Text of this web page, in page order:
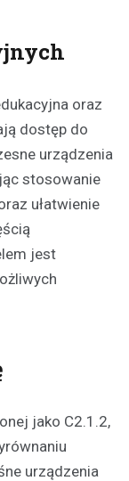
oraz
dostęp do
urządzenia
stosowanie
ułatwienie
jest
jako C2.1.2,
urządzenia